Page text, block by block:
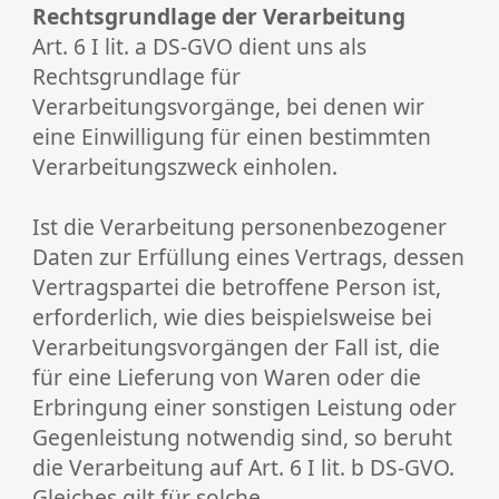
Rechtsgrundlage der Verarbeitung
Art. 6 I lit. a DS-GVO dient uns als
Rechtsgrundlage für
Verarbeitungsvorgänge, bei denen wir
eine Einwilligung für einen bestimmten
Verarbeitungszweck einholen.
Ist die Verarbeitung personenbezogener
Daten zur Erfüllung eines Vertrags, dessen
Vertragspartei die betroffene Person ist,
erforderlich, wie dies beispielsweise bei
Verarbeitungsvorgängen der Fall ist, die
für eine Lieferung von Waren oder die
Erbringung einer sonstigen Leistung oder
Gegenleistung notwendig sind, so beruht
die Verarbeitung auf Art. 6 I lit. b DS-GVO.